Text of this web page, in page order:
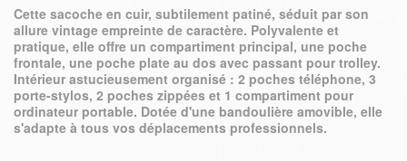
Cette sacoche en cuir, subtilement patiné, séduit par son
allure vintage empreinte de caractère. Polyvalente et
pratique, elle offre un compartiment principal, une poche
frontale, une poche plate au dos avec passant pour trolley.
Intérieur astucieusement organisé : 2 poches téléphone, 3
porte-stylos, 2 poches zippées et 1 compartiment pour
ordinateur portable. Dotée d'une bandoulière amovible, elle
s'adapte à tous vos déplacements professionnels.